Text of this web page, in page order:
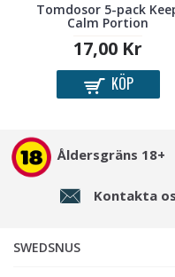
Tomdosor 5-pack
Calm Portion
17,00 Kr
KÖP
Åldersgräns 18+
Kontakta
SWEDSNUS